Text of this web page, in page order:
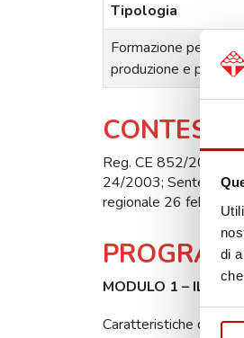
di
Tipologia
Formazione per
produzione e
Reg. CE 852/2004
24/2003; Sentenza
regionale 26 febbraio
MODULO 1 – IL
Caratteristiche